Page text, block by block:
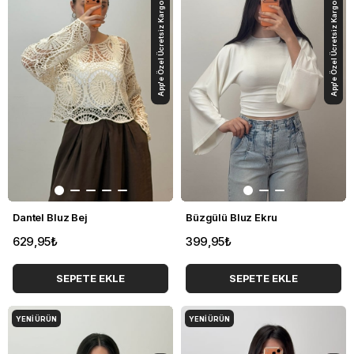
Dantel Bluz Bej
629,95₺
SEPETE EKLE
App'e Özel Ücretsiz Kargo
Büzgülü Bluz Ekru
399,95₺
SEPETE EKLE
App'e Özel Ücretsiz Kargo
YENI ÜRÜN YENI ÜRÜN